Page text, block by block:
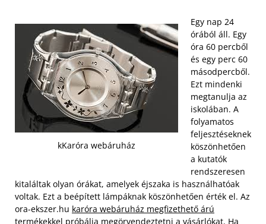
kKaróra webáruház
Egy nap 24
órából áll. Egy
óra 60 percből
és egy perc 60
másodpercből.
Ezt mindenki
megtanulja az
iskolában. A
folyamatos
feljesztéseknek
köszönhetően
a kutatók
rendszeresen
kitaláltak olyan órákat, amelyek éjszaka is használhatóak
voltak. Ezt a beépített lámpáknak köszönhetően érték el. Az
ora-ekszer.hu karóra webáruház megfizethető árú
termékekkel próbálja megörvendeztetni a vásárlókat. Ha